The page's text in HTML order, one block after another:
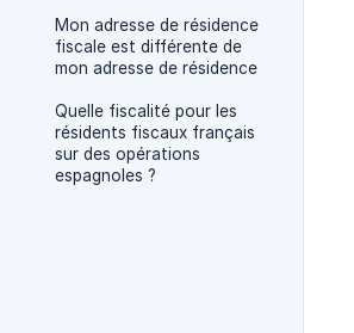
Mon adresse de résidence
fiscale est différente de
mon adresse de résidence
Quelle fiscalité pour les
résidents fiscaux français
sur des opérations
espagnoles ?